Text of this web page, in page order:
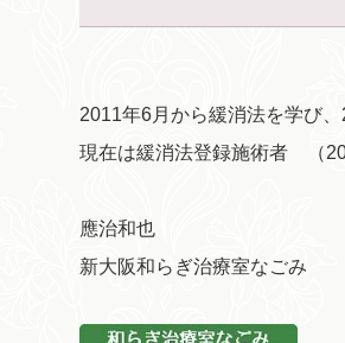
2011年6月から緩消法を学び
現在は緩消法登録施術者 （
應治和也
新大阪和らぎ治療室なごみ